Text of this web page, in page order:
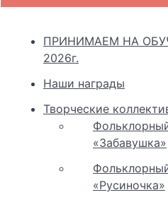
ПРИНИМАЕМ НА
2026г.
Наши награды
Творческие
«Забавушка»
«Русиночка»